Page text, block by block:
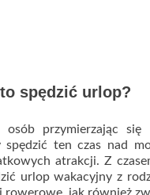
spędzić urlop?
osób przymierzając
spędzić ten czas nad
atrakcji. Z
urlop wakacyjny z